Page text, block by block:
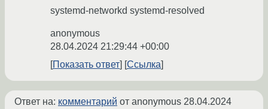
systemd-networkd systemd-resolved
anonymous
28.04.2024 21:29:44 +00:00
Показать ответ
Ссылка
Ответ на: комментарий от anonymous 28.04.2024